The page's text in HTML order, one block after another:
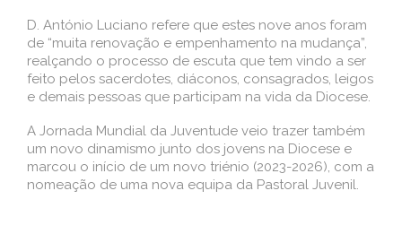
D. António Luciano refere que estes nove anos foram
de “muita renovação e empenhamento na mudança”,
realçando o processo de escuta que tem vindo a ser
feito pelos sacerdotes, diáconos, consagrados, leigos
e demais pessoas que participam na vida da Diocese.
A Jornada Mundial da Juventude veio trazer também
um novo dinamismo junto dos jovens na Diocese e
marcou o início de um novo triénio (2023-2026), com a
nomeação de uma nova equipa da Pastoral Juvenil.